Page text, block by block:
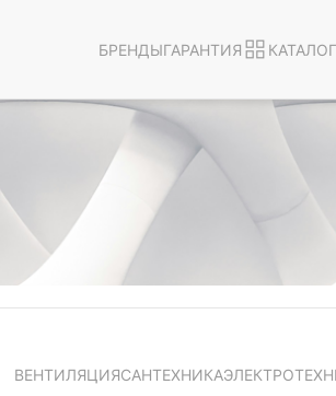
БРЕНДЫГАРАНТИЯ КАТАЛОГ
ВЕНТИЛЯЦИЯСАНТЕХНИКА